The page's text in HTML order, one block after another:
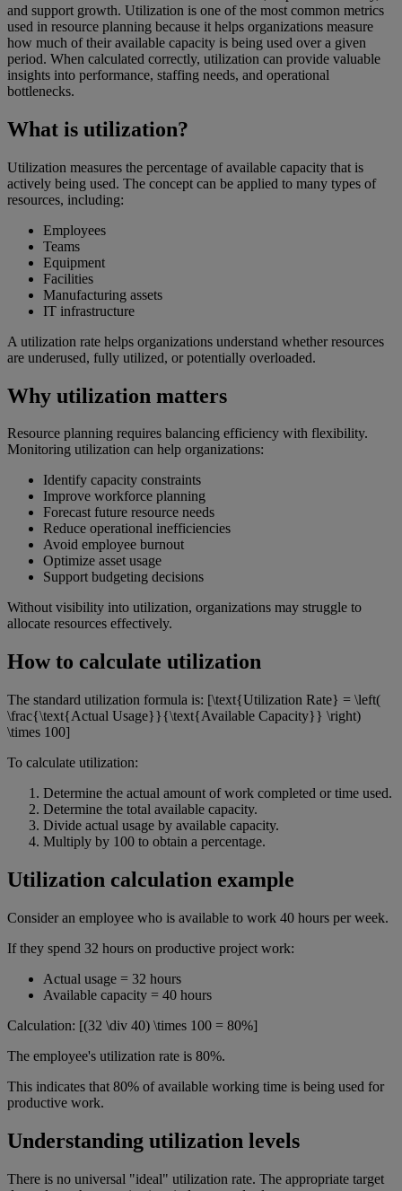
and support growth. Utilization is one of the most common metrics
used in resource planning because it helps organizations measure
how much of their available capacity is being used over a given
period. When calculated correctly, utilization can provide valuable
insights into performance, staffing needs, and operational
bottlenecks.
What is utilization?
Utilization measures the percentage of available capacity that is
actively being used. The concept can be applied to many types of
resources, including:
Employees
Teams
Equipment
Facilities
Manufacturing assets
IT infrastructure
A utilization rate helps organizations understand whether resources
are underused, fully utilized, or potentially overloaded.
Why utilization matters
Resource planning requires balancing efficiency with flexibility.
Monitoring utilization can help organizations:
Identify capacity constraints
Improve workforce planning
Forecast future resource needs
Reduce operational inefficiencies
Avoid employee burnout
Optimize asset usage
Support budgeting decisions
Without visibility into utilization, organizations may struggle to
allocate resources effectively.
How to calculate utilization
The standard utilization formula is: [\text{Utilization Rate} = \left(
\frac{\text{Actual Usage}}{\text{Available Capacity}} \right)
\times 100]
To calculate utilization:
Determine the actual amount of work completed or time used.
Determine the total available capacity.
Divide actual usage by available capacity.
Multiply by 100 to obtain a percentage.
Utilization calculation example
Consider an employee who is available to work 40 hours per week.
If they spend 32 hours on productive project work:
Actual usage = 32 hours
Available capacity = 40 hours
Calculation: [(32 \div 40) \times 100 = 80%]
The employee's utilization rate is 80%.
This indicates that 80% of available working time is being used for
productive work.
Understanding utilization levels
There is no universal "ideal" utilization rate. The appropriate target